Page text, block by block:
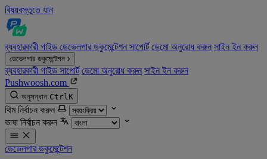
বিষয়বস্তুতে যান
ব্যবহারকারী গাইড ডেভেলপার ডকুমেন্টেশন সাপোর্ট ডেমো অনুরোধ করুন সাইন ইন করুন
ডেভেলপার ডকুমেন্টেশন
ব্যবহারকারী গাইড সাপোর্ট ডেমো অনুরোধ করুন সাইন ইন করুন
Pushwoosh.com
অনুসন্ধান CtrlK
থিম নির্বাচন করুন
ভাষা নির্বাচন করুন
ডেভেলপার ডকুমেন্টেশন